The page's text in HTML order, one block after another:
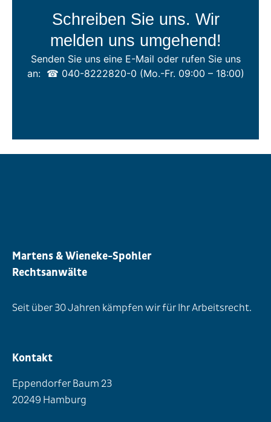
Schreiben Sie uns. Wir
melden uns umgehend!
Senden Sie uns eine E-Mail oder rufen Sie uns
an: ☎ 040-8222820-0 (Mo.-Fr. 09:00 – 18:00)
Martens & Wieneke-Spohler
Rechtsanwälte
Seit über 30 Jahren kämpfen wir für Ihr Arbeitsrecht.
Kontakt
Eppendorfer Baum 23
20249 Hamburg